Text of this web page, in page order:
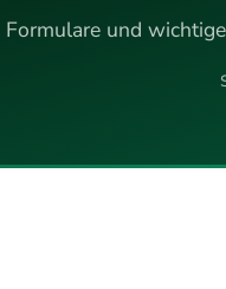
Formulare und